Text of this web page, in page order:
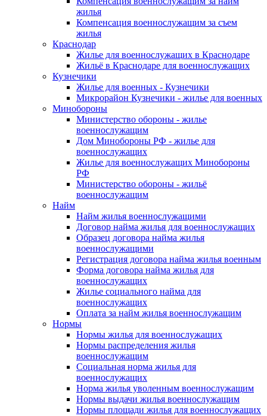
жилья
Компенсация военнослужащим за съем
жилья
Краснодар
Жилье для военнослужащих в Краснодаре
Жильё в Краснодаре для военнослужащих
Кузнечики
Жилье для военных - Кузнечики
Микрорайон Кузнечики - жилье для военных
Минобороны
Министерство обороны - жилье
военнослужащим
Дом Минобороны РФ - жилье для
военнослужащих
Жилье для военнослужащих Минобороны
РФ
Министерство обороны - жильё
военнослужащим
Найм
Найм жилья военнослужащими
Договор найма жилья для военнослужащих
Образец договора найма жилья
военнослужащими
Регистрация договора найма жилья военным
Форма договора найма жилья для
военнослужащих
Жилье социального найма для
военнослужащих
Оплата за найм жилья военнослужащим
Нормы
Нормы жилья для военнослужащих
Нормы распределения жилья
военнослужащим
Социальная норма жилья для
военнослужащих
Норма жилья уволенным военнослужащим
Нормы выдачи жилья военнослужащим
Нормы площади жилья для военнослужащих